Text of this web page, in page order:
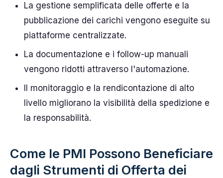
La gestione semplificata delle offerte e la
pubblicazione dei carichi vengono eseguite su
piattaforme centralizzate.
La documentazione e i follow-up manuali
vengono ridotti attraverso l'automazione.
Il monitoraggio e la rendicontazione di alto
livello migliorano la visibilità della spedizione e
la responsabilità.
Come le PMI Possono Beneficiare
dagli Strumenti di Offerta dei